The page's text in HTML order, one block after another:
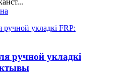
ручной укладкі